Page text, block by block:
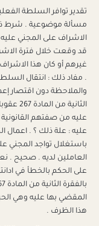
تقدير توافر السلطة
مسألة موضوعية . شرط
الاشراف على المجني
قد وقعت خلال فترة
غيرهم أو كان هذا
. مفاد ذلك : انتقال
والملاحظة دون اقتصار
عليه من صفتهم
عليه : علة ذلك ؟ . اعمال
باستغلال تواجد المجني
العاملين لديه . صحيح
على الحكم بالخطأ في
المقضي بها عليه وهي
هذا الظرف .